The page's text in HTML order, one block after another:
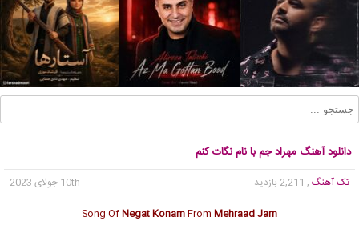
دانلود آهنگ مهراد جم با نام نگات کنم
تک آهنگ , 2,211 بازدید
10th جولای 2023
Song OfNegat KonamFrom Mehraad Jam